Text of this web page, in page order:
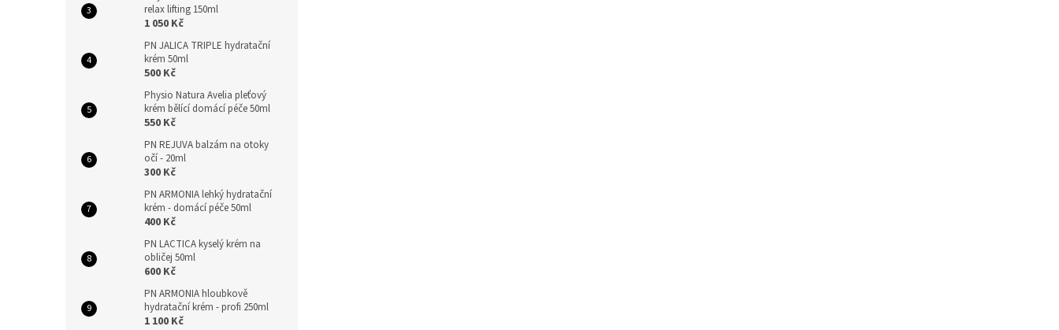
relax lifting 150ml
1 050 Kč
PN JALICA TRIPLE hydratační
krém 50ml
500 Kč
Physio Natura Avelia pleťový
krém bělící domácí péče 50ml
550 Kč
PN REJUVA balzám na otoky
očí - 20ml
300 Kč
PN ARMONIA lehký hydratační
krém - domácí péče 50ml
400 Kč
PN LACTICA kyselý krém na
obličej 50ml
600 Kč
PN ARMONIA hloubkově
hydratační krém - profi 250ml
1 100 Kč